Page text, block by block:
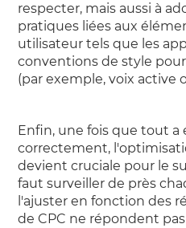
respecter, mais aussi à
pratiques liées aux
utilisateur tels que les
conventions de style
(par exemple, voix active
Enfin, une fois que tout a
correctement,
devient cruciale pour le
faut surveiller de près
l'ajuster en fonction des
de CPC ne répondent